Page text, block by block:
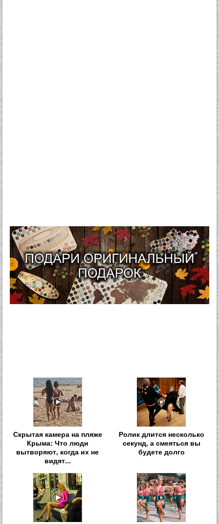
Скрытая камера на пляже
Крыма: Что люди
вытворяют, когда их не
видят...
Ролик длится несколько
секунд, а смеяться вы
будете долго